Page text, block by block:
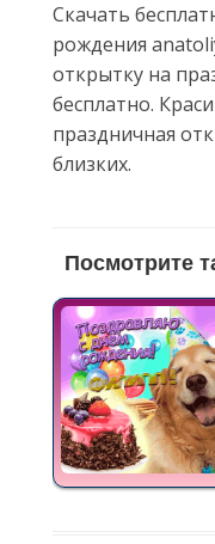
Скачать
рождения
открытку на
бесплатно.
праздничная
близких.
Посмотрите